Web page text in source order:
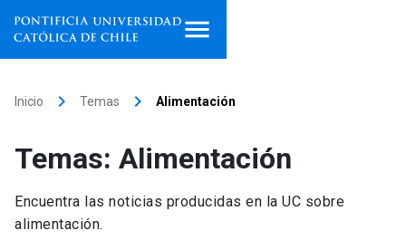
Facultades, escuelas e
institutos
Inicio keyboard_arrow_right Temas keyboard_arrow_right Alimentación
Temas: Alimentación
Encuentra las noticias producidas en la UC sobre
alimentación.